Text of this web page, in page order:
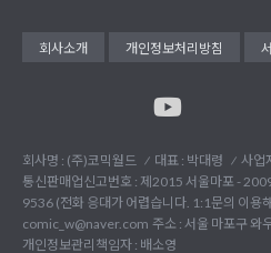
회사소개 개인정보처리방침
회사명 : (주)코믹월드 대표 : 박대령
사업
통신판매업신고번호 : 제2015 서울마포 -
9536 (전화 응대가 어렵습니다. 1:1문의 이용
comic_w@naver.com 주소 : 서울 마포구 와
개인정보관리책임자 : 배소영